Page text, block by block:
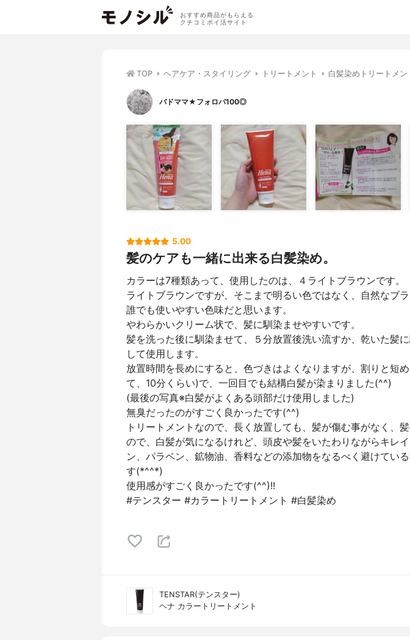
おすすめ商品がもらえる
クチコミポイ活サイト
TOP ヘアケア・スタイリング トリートメント 白髪染めトリートメン
バドママ★フォロバ100◎
5.00
髪のケアも一緒に出来る白髪染め。
カラーは7種類あって、使用したのは、４ライトブラウンです。
ライトブラウンですが、そこまで明るい色ではなく、自然なブラ
誰でも使いやすい色味だと思います。
やわらかいクリーム状で、髪に馴染ませやすいです。
髪を洗った後に馴染ませて、５分放置後洗い流すか、乾いた髪
して使用します。
放置時間を長めにすると、色づきはよくなりますが、割りと短
て、10分くらい)で、一回目でも結構白髪が染まりました(^^)
(最後の写真※白髪がよくある頭部だけ使用しました)
無臭だったのがすごく良かったです(^^)
トリートメントなので、長く放置しても、髪が傷む事がなく、
ので、白髪が気になるけれど、頭皮や髪をいたわりながらキレ
ン、パラベン、鉱物油、香料などの添加物をなるべく避けてい
す(*^^*)
使用感がすごく良かったです(^^)!!
#テンスター #カラートリートメント #白髪染め
TENSTAR(テンスター)
ヘナ カラートリートメント